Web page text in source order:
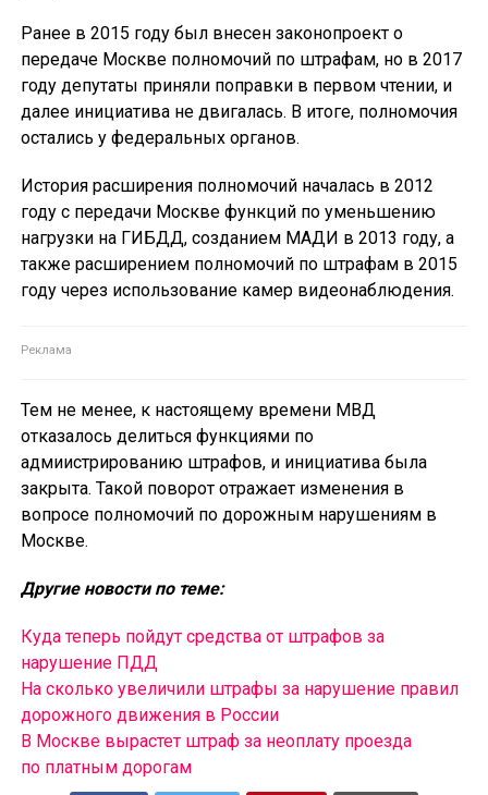
Ранее в 2015 году был внесен законопроект о
передаче Москве полномочий по штрафам, но в 2017
году депутаты приняли поправки в первом чтении, и
далее инициатива не двигалась. В итоге, полномочия
остались у федеральных органов.
История расширения полномочий началась в 2012
году с передачи Москве функций по уменьшению
нагрузки на ГИБДД, созданием МАДИ в 2013 году, а
также расширением полномочий по штрафам в 2015
году через использование камер видеонаблюдения.
Тем не менее, к настоящему времени МВД
отказалось делиться функциями по
адмиистрированию штрафов, и инициатива была
закрыта. Такой поворот отражает изменения в
вопросе полномочий по дорожным нарушениям в
Москве.
Другие новости по теме:
Куда теперь пойдут средства от штрафов за
нарушение ПДД
На сколько увеличили штрафы за нарушение правил
дорожного движения в России
В Москве вырастет штраф за неоплату проезда
по платным дорогам